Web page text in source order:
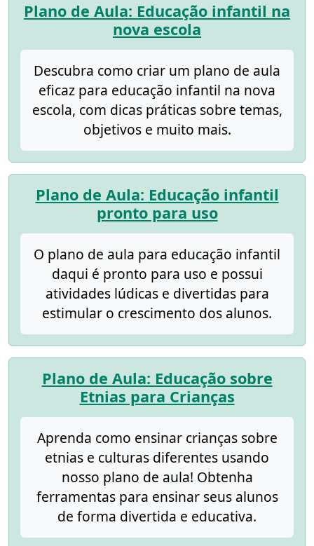
Plano de Aula: Educação infantil na
nova escola
Descubra como criar um plano de aula
eficaz para educação infantil na nova
escola, com dicas práticas sobre temas,
objetivos e muito mais.
Plano de Aula: Educação infantil
pronto para uso
O plano de aula para educação infantil
daqui é pronto para uso e possui
atividades lúdicas e divertidas para
estimular o crescimento dos alunos.
Plano de Aula: Educação sobre
Etnias para Crianças
Aprenda como ensinar crianças sobre
etnias e culturas diferentes usando
nosso plano de aula! Obtenha
ferramentas para ensinar seus alunos
de forma divertida e educativa.